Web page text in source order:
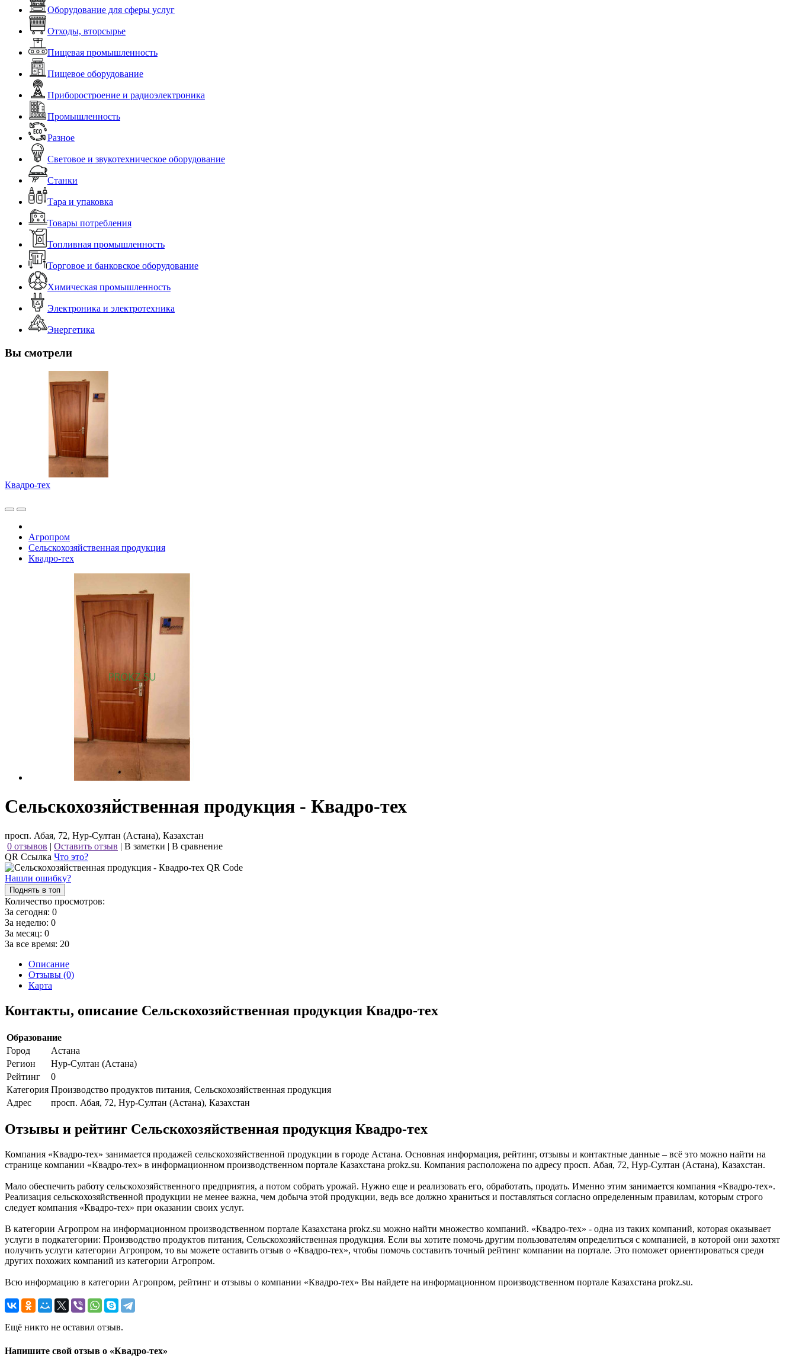
Оборудование для сферы услуг
Отходы, вторсырье
Пищевая промышленность
Пищевое оборудование
Приборостроение и радиоэлектроника
Промышленность
Разное
Световое и звукотехническое оборудование
Станки
Тара и упаковка
Товары потребления
Топливная промышленность
Торговое и банковское оборудование
Химическая промышленность
Электроника и электротехника
Энергетика
Вы смотрели
Квадро-тех
Агропром
Сельскохозяйственная продукция
Квадро-тех
Сельскохозяйственная продукция - Квадро-тех
просп. Абая, 72, Нур-Султан (Астана), Казахстан
0 отзывов | Оставить отзыв | В заметки | В сравнение
QR Ссылка Что это?
Нашли ошибку?
Поднять в топ
Количество просмотров:
За сегодня: 0
За неделю: 0
За месяц: 0
За все время: 20
Описание
Отзывы (0)
Карта
Контакты, описание Сельскохозяйственная продукция Квадро-тех
Образование
Город
Астана
Регион
Нур-Султан (Астана)
Рейтинг
0
Категория Производство продуктов питания, Сельскохозяйственная продукция
Адрес
просп. Абая, 72, Нур-Султан (Астана), Казахстан
Отзывы и рейтинг Сельскохозяйственная продукция Квадро-тех
Компания «Квадро-тех» занимается продажей сельскохозяйственной продукции в городе Астана. Основная информация, рейтинг, отзывы и контактные данные – всё это можно найти на
странице компании «Квадро-тех» в информационном производственном портале Казахстана prokz.su. Компания расположена по адресу просп. Абая, 72, Нур-Султан (Астана), Казахстан.
Мало обеспечить работу сельскохозяйственного предприятия, а потом собрать урожай. Нужно еще и реализовать его, обработать, продать. Именно этим занимается компания «Квадро-тех».
Реализация сельскохозяйственной продукции не менее важна, чем добыча этой продукции, ведь все должно храниться и поставляться согласно определенным правилам, которым строго
следует компания «Квадро-тех» при оказании своих услуг.
В категории Агропром на информационном производственном портале Казахстана prokz.su можно найти множество компаний. «Квадро-тех» - одна из таких компаний, которая оказывает
услуги в подкатегории: Производство продуктов питания, Сельскохозяйственная продукция. Если вы хотите помочь другим пользователям определиться с компанией, в которой они захотят
получить услуги категории Агропром, то вы можете оставить отзыв о «Квадро-тех», чтобы помочь составить точный рейтинг компании на портале. Это поможет ориентироваться среди
других похожих компаний из категории Агропром.
Всю информацию в категории Агропром, рейтинг и отзывы о компании «Квадро-тех» Вы найдете на информационном производственном портале Казахстана prokz.su.
Ещё никто не оставил отзыв.
Напишите свой отзыв о «Квадро-тех»